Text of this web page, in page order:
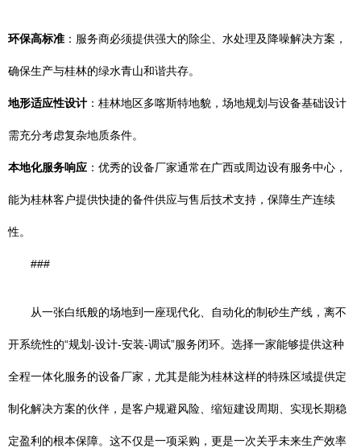
环保高标准 ：服务商必须提供强大的除尘、水处理及降噪解决方案，
确保生产与桂林的绿水青山和谐共存。
地形适应性设计 ：桂林地区多喀斯特地貌，场地规划与设备基础设计
需充分考虑复杂地质条件。
本地化服务响应 ：优秀的设备厂家通常在广西或周边设有服务中心，
能为桂林客户提供快捷的备件供应与售后技术支持，保障生产连续
性。
###
从一张白纸般的场地到一座现代化、自动化的制砂生产线，离不
开系统性的“规划-设计-安装-调试”服务闭环。选择一家能够提供这种
全程一体化服务的设备厂家，尤其是能为桂林这样的特殊区域提供定
制化解决方案的伙伴，是客户规避风险、缩短建设周期、实现长期稳
定盈利的根本保障。这不仅是一项采购，更是一次关乎未来生产效率